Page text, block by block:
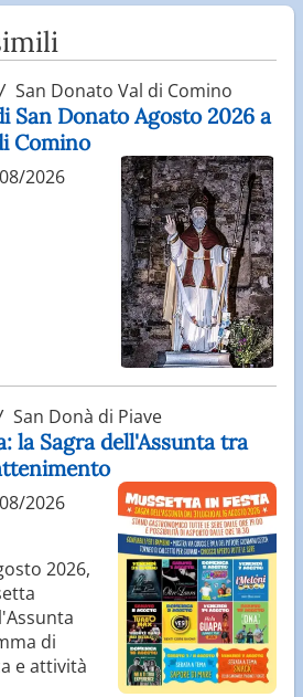
San Donato Val di Comino
San Donato Agosto 2026 a
Comino
2026
San Donà di Piave
la Sagra dell'Assunta tra
2026
2026,
di
e attività